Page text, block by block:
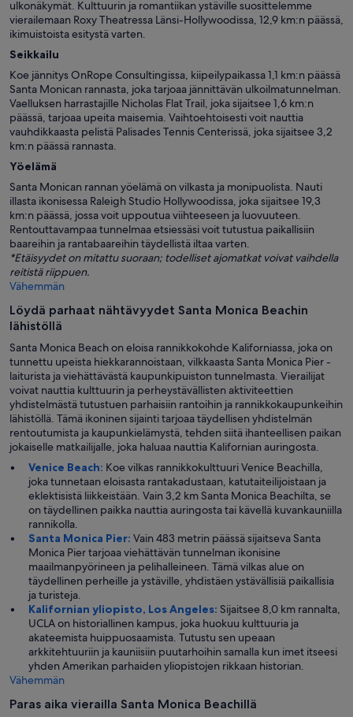
ulkonäkymät. Kulttuurin ja romantiikan ystäville suosittelemme
vierailemaan Roxy Theatressa Länsi-Hollywoodissa, 12,9 km:n päässä,
ikimuistoista esitystä varten.
Seikkailu
Koe jännitys OnRope Consultingissa, kiipeilypaikassa 1,1 km:n päässä
Santa Monican rannasta, joka tarjoaa jännittävän ulkoilmatunnelman.
Vaelluksen harrastajille Nicholas Flat Trail, joka sijaitsee 1,6 km:n
päässä, tarjoaa upeita maisemia. Vaihtoehtoisesti voit nauttia
vauhdikkaasta pelistä Palisades Tennis Centerissä, joka sijaitsee 3,2
km:n päässä rannasta.
Yöelämä
Santa Monican rannan yöelämä on vilkasta ja monipuolista. Nauti
illasta ikonisessa Raleigh Studio Hollywoodissa, joka sijaitsee 19,3
km:n päässä, jossa voit uppoutua viihteeseen ja luovuuteen.
Rentouttavampaa tunnelmaa etsiessäsi voit tutustua paikallisiin
baareihin ja rantabaareihin täydellistä iltaa varten.
*Etäisyydet on mitattu suoraan; todelliset ajomatkat voivat vaihdella
reitistä riippuen.
Vähemmän
Löydä parhaat nähtävyydet Santa Monica Beachin
lähistöllä
Santa Monica Beach on eloisa rannikkokohde Kaliforniassa, joka on
tunnettu upeista hiekkarannoistaan, vilkkaasta Santa Monica Pier -
laiturista ja viehättävästä kaupunkipuiston tunnelmasta. Vierailijat
voivat nauttia kulttuurin ja perheystävällisten aktiviteettien
yhdistelmästä tutustuen parhaisiin rantoihin ja rannikkokaupunkeihin
lähistöllä. Tämä ikoninen sijainti tarjoaa täydellisen yhdistelmän
rentoutumista ja kaupunkielämystä, tehden siitä ihanteellisen paikan
jokaiselle matkailijalle, joka haluaa nauttia Kalifornian auringosta.
Venice Beach: Koe vilkas rannikkokulttuuri Venice Beachilla,
joka tunnetaan eloisasta rantakadustaan, katutaiteilijoistaan ja
eklektisistä liikkeistään. Vain 3,2 km Santa Monica Beachilta, se
on täydellinen paikka nauttia auringosta tai kävellä kuvankauniilla
rannikolla.
Santa Monica Pier: Vain 483 metrin päässä sijaitseva Santa
Monica Pier tarjoaa viehättävän tunnelman ikonisine
maailmanpyörineen ja pelihalleineen. Tämä vilkas alue on
täydellinen perheille ja ystäville, yhdistäen ystävällisiä paikallisia
ja turisteja.
Kalifornian yliopisto, Los Angeles: Sijaitsee 8,0 km rannalta,
UCLA on historiallinen kampus, joka huokuu kulttuuria ja
akateemista huippuosaamista. Tutustu sen upeaan
arkkitehtuuriin ja kauniisiin puutarhoihin samalla kun imet itseesi
yhden Amerikan parhaiden yliopistojen rikkaan historian.
Vähemmän
Paras aika vierailla Santa Monica Beachillä